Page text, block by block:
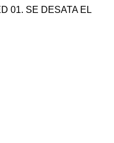
01. SE DESATA EL